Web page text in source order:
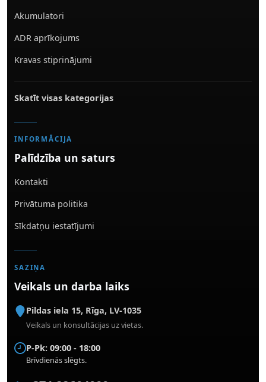
Akumulatori
ADR aprīkojums
Kravas stiprinājumi
Skatīt visas kategorijas
INFORMĀCIJA
Palīdzība un saturs
Kontakti
Privātuma politika
Sīkdatņu iestatījumi
SAZIŅA
Veikals un darba laiks
Pildas iela 15, Rīga, LV-1035
Veikals un konsultācijas uz vietas.
P-Pk: 09:00 - 18:00
Brīvdienās slēgts.